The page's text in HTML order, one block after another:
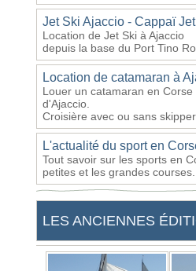
Jet Ski Ajaccio - Cappaï Jet
Location de Jet Ski à Ajaccio
depuis la base du Port Tino
Location de catamaran à
Louer un catamaran en
d'Ajaccio.
Croisière avec ou sans skipper
L'actualité du sport en
Tout savoir sur les sports en
petites et les grandes courses.
LES ANCIENNES